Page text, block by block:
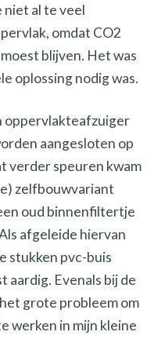
niet al te veel
omdat CO2
blijven. Het was
oplossing nodig was.
oppervlakteafzuiger
aangesloten op
verder speuren kwam
zelfbouwvariant
oud binnenfiltertje
afgeleide hiervan
stukken pvc-buis
aardig. Evenals bij de
grote probleem om
werken in mijn kleine